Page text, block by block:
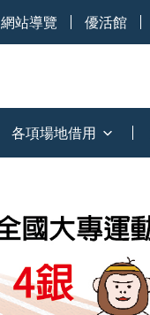
網站導覽 優活館
各項場地借用